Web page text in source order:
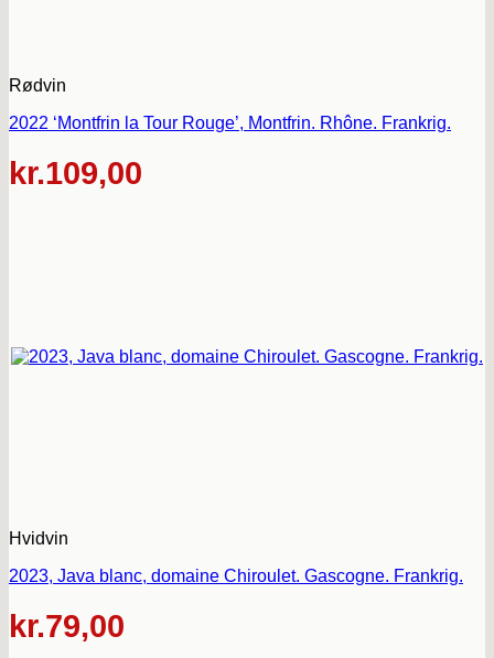
Rødvin
2022 ‘Montfrin la Tour Rouge’, Montfrin. Rhône. Frankrig.
kr.109,00
Hvidvin
2023, Java blanc, domaine Chiroulet. Gascogne. Frankrig.
kr.79,00